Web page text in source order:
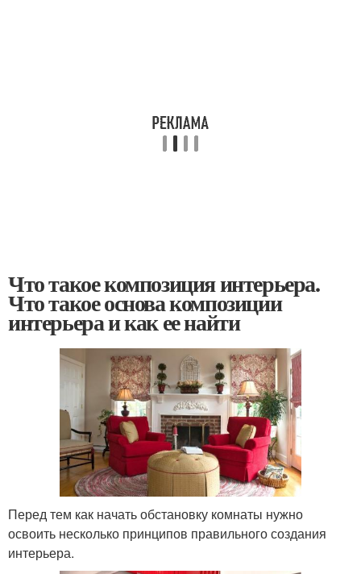
Что такое композиция интерьера.
Что такое основа композиции
интерьера и как ее найти
Перед тем как начать обстановку комнаты нужно
освоить несколько принципов правильного создания
интерьера.